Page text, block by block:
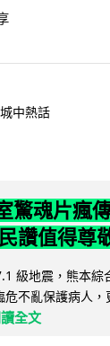
城中熱話
驚魂片瘋
讚值得尊
級地震，熊本綜
不亂保護病人，
全文